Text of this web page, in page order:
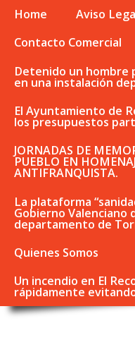
Home Aviso
Contacto Comercial
Detenido un hombre
en una instalación
El Ayuntamiento de
los presupuestos
JORNADAS DE
PUEBLO EN
ANTIFRANQUISTA.
La plataforma
Gobierno Valenciano
departamento de
Quienes Somos
Un incendio en El
rápidamente